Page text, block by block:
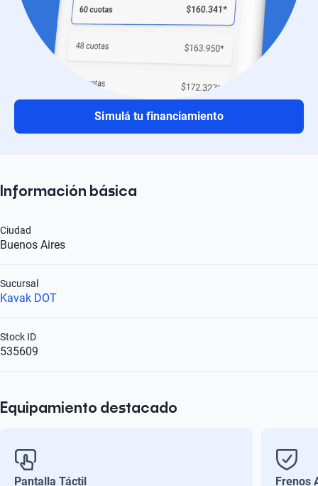
Simulá tu financiamiento
Información básica
Buenos Aires
Ciudad
Kavak DOT
Sucursal
535609
Stock ID
Equipamiento destacado
Pantalla Táctil
Frenos